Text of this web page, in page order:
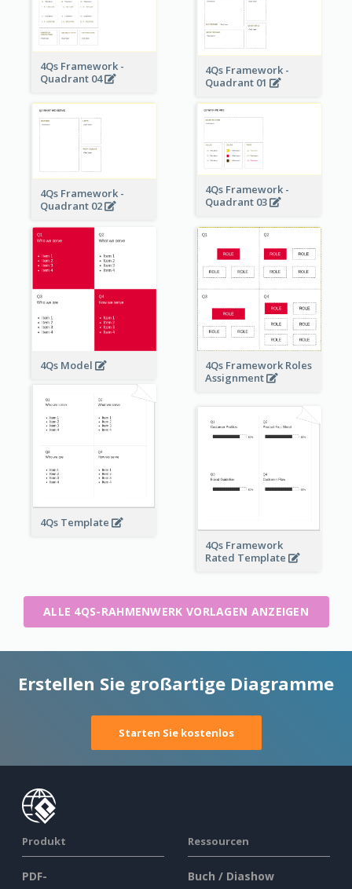
4Qs Framework -
Quadrant 04
4Qs Framework -
Quadrant 01
4Qs Framework -
Quadrant 02
4Qs Framework -
Quadrant 03
4Qs Model
4Qs Framework Roles
Assignment
4Qs Template
4Qs Framework
Rated Template
ALLE 4QS-RAHMENWERK VORLAGEN ANZEIGEN
Erstellen Sie großartige Diagramme
Starten Sie kostenlos
Produkt
PDF-
Ressourcen
Buch / Diashow